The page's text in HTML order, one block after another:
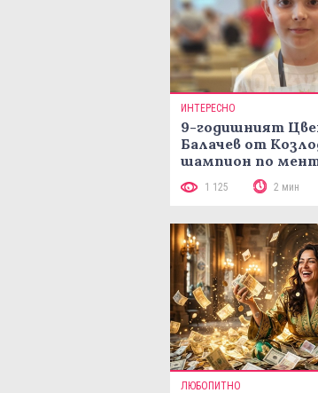
ИНТЕРЕСНО
9-годишният
Балачев от
шампион по
аритметика с 320
минути
1 125 2 мин
ЛЮБОПИТНО